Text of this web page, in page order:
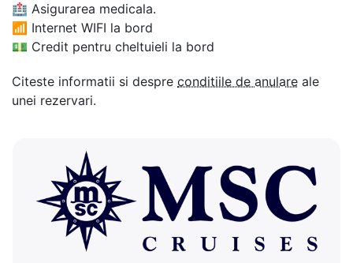
🏥 Asigurarea medicala.
📶 Internet WIFI la bord
💵 Credit pentru cheltuieli la bord
Citeste informatii si despre conditiile de anulare ale
unei rezervari.